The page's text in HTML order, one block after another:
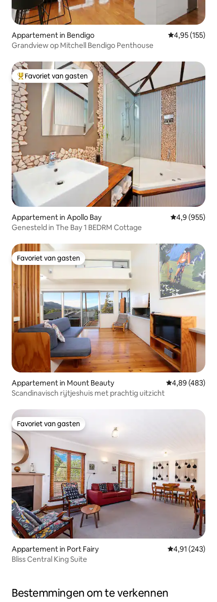
Appartement in Bendigo Gemiddelde
4,95 (155)
Grandview op Mitchell Bendigo Penthouse
Topfavoriet van gasten
Favoriet van gasten
Appartement in Apollo Bay Gemiddelde
4,9 (955)
Genesteld in The Bay 1 BEDRM Cottage
Favoriet van gasten
Favoriet van gasten
Appartement in Mount Beauty Gemiddelde
4,89 (483)
Scandinavisch rijtjeshuis met prachtig uitzicht
Favoriet van gasten
Favoriet van gasten
Appartement in Port Fairy Gemiddelde
4,91 (243)
Bliss Central King Suite
Bestemmingen om te verkennen